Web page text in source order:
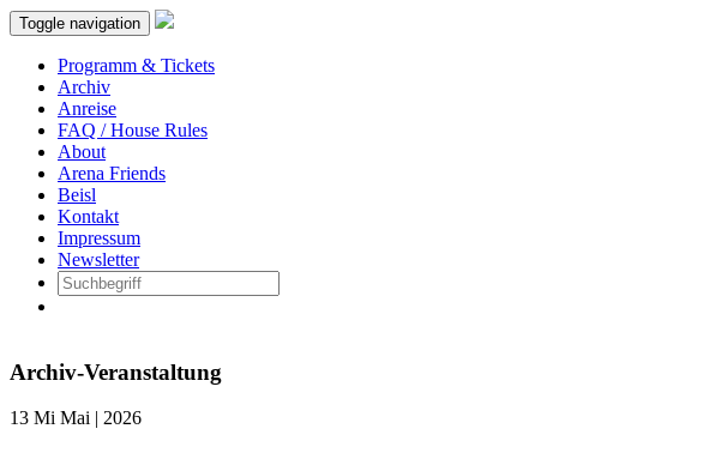
Toggle navigation
Programm & Tickets
Archiv
Anreise
FAQ / House Rules
About
Arena Friends
Beisl
Kontakt
Impressum
Newsletter
Archiv-Veranstaltung
13 Mi Mai | 2026